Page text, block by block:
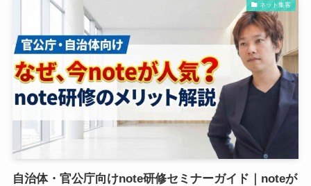
ネット集客
自治体・官公庁向けnote研修セミナーガイド｜noteが